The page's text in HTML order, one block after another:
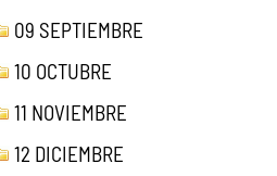
09 SEPTIEMBRE
10 OCTUBRE
11 NOVIEMBRE
12 DICIEMBRE